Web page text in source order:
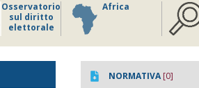
Osservatorio
sul diritto
elettorale
Africa
NORMATIVA[0]